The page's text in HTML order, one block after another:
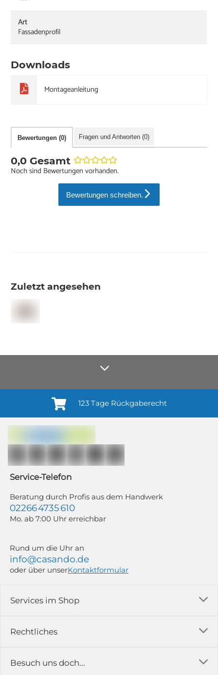
Art
Fassadenprofil
Downloads
Montageanleitung
Bewertungen (0) Fragen und Antworten (0)
0,0 Gesamt
Noch sind Bewertungen vorhanden.
Bewertungen schreiben.
Zuletzt angesehen
Anmelden¹
casando (Holz-Richter GmbH) sowie zur Interessen-Analyse durch
jederzeit mit Wirkung für die Zukunft und ohne Angabe von Gründen
Weitere Informationen findest du in unserer Datenschutzerklärung.
123 Tage Rückgaberecht
Rechtliches
Impressum
Services im Shop
Versandkosten
Erfahrungsberichte & Bewertungen
Besuch uns doch...
Service-Telefon
Beratung durch Profis aus dem Handwerk
02266 4735 610
Mo. ab 7:00 Uhr erreichbar
Rund um die Uhr an
info@casando.de
oder über unserKontaktformular